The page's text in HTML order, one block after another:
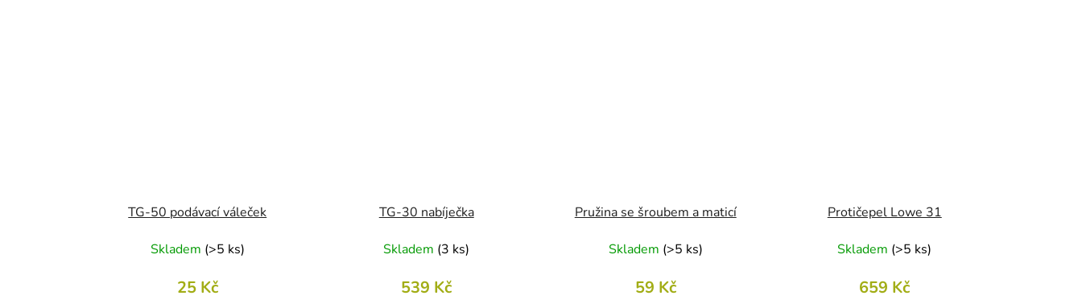
TG-50 podávací váleček
Skladem (>5 ks)
25 Kč
TG-30 nabíječka
Skladem (3 ks)
539 Kč
Pružina se šroubem a maticí
Skladem (>5 ks)
59 Kč
Protičepel Lowe 31
Skladem (>5 ks)
659 Kč